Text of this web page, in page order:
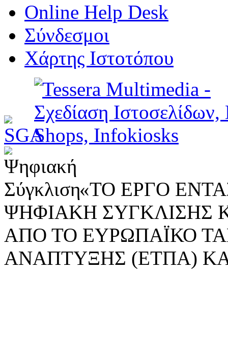
Online Help Desk
Σύνδεσμοι
Χάρτης Ιστοτόπου
«ΤΟ ΕΡΓΟ
ΨΗΦΙΑΚΗ ΣΥΓΚΛΙΣΗΣ
ΑΠΟ ΤΟ ΕΥΡΩΠΑΪΚΟ
ΑΝΑΠΤΥΞΗΣ (ΕΤΠΑ)